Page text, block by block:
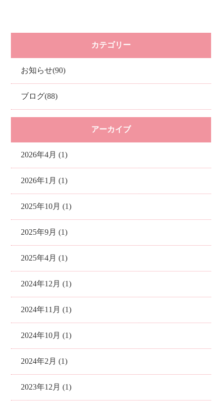
カテゴリー
お知らせ(90)
ブログ(88)
アーカイブ
2026年4月 (1)
2026年1月 (1)
2025年10月 (1)
2025年9月 (1)
2025年4月 (1)
2024年12月 (1)
2024年11月 (1)
2024年10月 (1)
2024年2月 (1)
2023年12月 (1)